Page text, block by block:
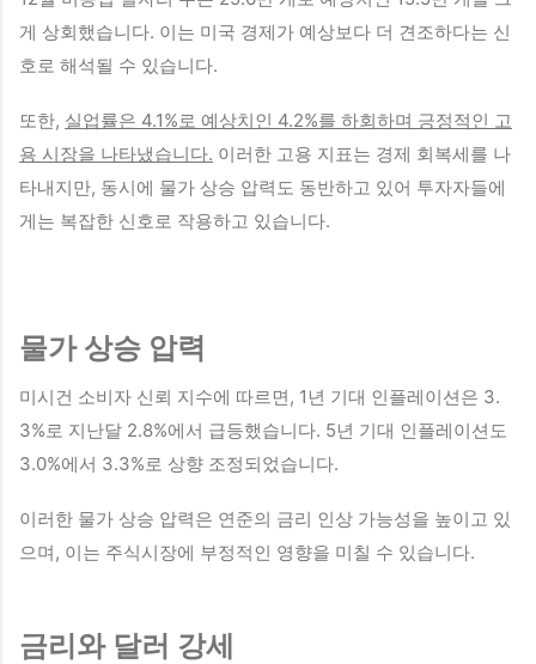
게 상회했습니다. 이는 미국 경제가 예상보다 더 견조하다는 신
호로 해석될 수 있습니다.
또한, 실업률은 4.1%로 예상치인 4.2%를 하회하며 긍정적인 고
용 시장을 나타냈습니다. 이러한 고용 지표는 경제 회복세를 나
타내지만, 동시에 물가 상승 압력도 동반하고 있어 투자자들에
게는 복잡한 신호로 작용하고 있습니다.
물가 상승 압력
미시건 소비자 신뢰 지수에 따르면, 1년 기대 인플레이션은 3.
3%로 지난달 2.8%에서 급등했습니다. 5년 기대 인플레이션도
3.0%에서 3.3%로 상향 조정되었습니다.
이러한 물가 상승 압력은 연준의 금리 인상 가능성을 높이고 있
으며, 이는 주식시장에 부정적인 영향을 미칠 수 있습니다.
금리와 달러 강세